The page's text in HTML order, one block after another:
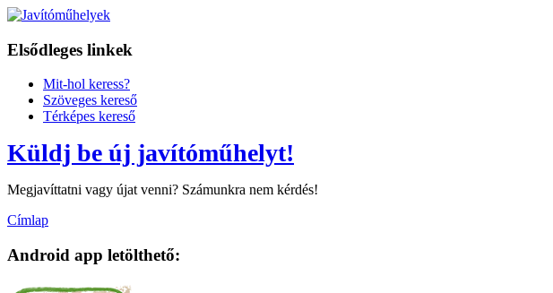
Elsődleges linkek
Mit-hol keress?
Szöveges kereső
Térképes kereső
Küldj be új javítóműhelyt!
Megjavíttatni vagy újat venni? Számunkra nem kérdés!
Címlap
Android app letölthető: